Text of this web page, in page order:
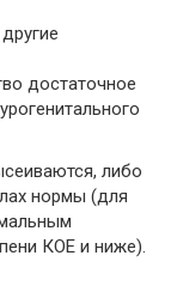
достаточное
либо
нормы (для
КОЕ и ниже).